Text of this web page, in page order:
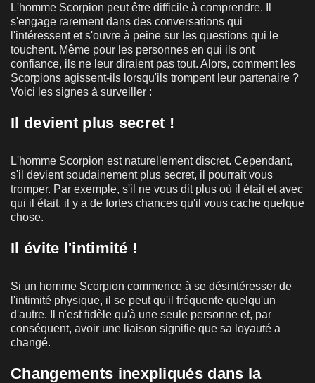
L'homme Scorpion peut être difficile à comprendre. Il
s'engage rarement dans des conversations qui
l'intéressent et s'ouvre à peine sur les questions qui le
touchent. Même pour les personnes en qui ils ont
confiance, ils ne leur diraient pas tout. Alors, comment les
Scorpions agissent-ils lorsqu'ils trompent leur partenaire ?
Voici les signes à surveiller :
Il devient plus secret !
L'homme Scorpion est naturellement discret. Cependant,
s'il devient soudainement plus secret, il pourrait vous
tromper. Par exemple, s'il ne vous dit plus où il était et avec
qui il était, il y a de fortes chances qu'il vous cache quelque
chose.
Il évite l'intimité !
Si un homme Scorpion commence à se désintéresser de
l'intimité physique, il se peut qu'il fréquente quelqu'un
d'autre. Il n'est fidèle qu'à une seule personne et, par
conséquent, avoir une liaison signifie que sa loyauté a
changé.
Changements inexpliqués dans la